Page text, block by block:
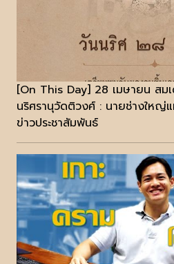
[On This Day] 28 เมษายน สมเ
นริศรานุวัดติวงศ์ : นายช่างใหญ่
ข่าวประชาสัมพันธ์